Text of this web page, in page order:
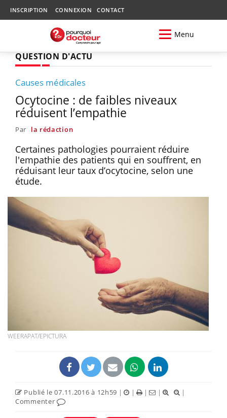
INSCRIPTION CONNEXION CONTACT
Menu
QUESTION D'ACTU
Causes médicales
Ocytocine : de faibles niveaux
réduisent l’empathie
Par la rédaction
Certaines pathologies pourraient réduire
l'empathie des patients qui en souffrent, en
réduisant leur taux d’ocytocine, selon une
étude.
WEERAPAT/EPICTURA
Publié le 07.11.2016 à 12h59 | | | |
|
Commenter